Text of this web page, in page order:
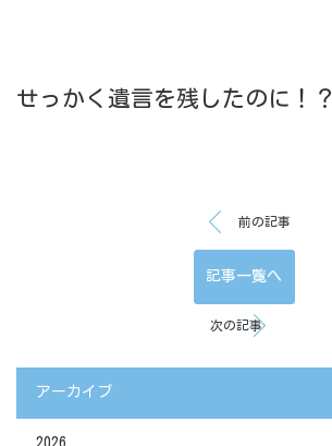
せっかく遺言を残したのに！？
前の記事
記事一覧へ
次の記事
アーカイブ